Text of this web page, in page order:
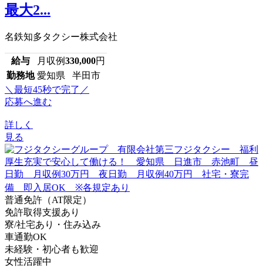
最大2...
名鉄知多タクシー株式会社
給与 月収例330,000円
勤務地 愛知県 半田市
＼最短45秒で完了／
応募へ進む
詳しく
見る
普通免許（AT限定）
免許取得支援あり
寮/社宅あり・住み込み
車通勤OK
未経験・初心者も歓迎
女性活躍中